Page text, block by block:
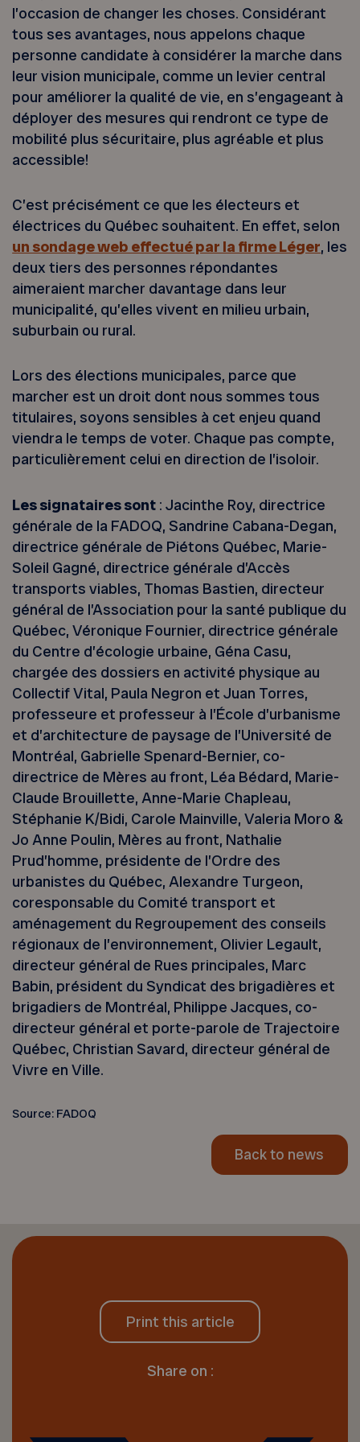
l’occasion de changer les choses. Considérant
tous ses avantages, nous appelons chaque
personne candidate à considérer la marche dans
leur vision municipale, comme un levier central
pour améliorer la qualité de vie, en s’engageant à
déployer des mesures qui rendront ce type de
mobilité plus sécuritaire, plus agréable et plus
accessible!
C’est précisément ce que les électeurs et
électrices du Québec souhaitent. En effet, selon
un sondage web effectué par la firme Léger, les
deux tiers des personnes répondantes
aimeraient marcher davantage dans leur
municipalité, qu’elles vivent en milieu urbain,
suburbain ou rural.
Lors des élections municipales, parce que
marcher est un droit dont nous sommes tous
titulaires, soyons sensibles à cet enjeu quand
viendra le temps de voter. Chaque pas compte,
particulièrement celui en direction de l’isoloir.
Les signataires sont : Jacinthe Roy, directrice
générale de la FADOQ, Sandrine Cabana-Degan,
directrice générale de Piétons Québec, Marie-
Soleil Gagné, directrice générale d’Accès
transports viables, Thomas Bastien, directeur
général de l’Association pour la santé publique du
Québec, Véronique Fournier, directrice générale
du Centre d’écologie urbaine, Géna Casu,
chargée des dossiers en activité physique au
Collectif Vital, Paula Negron et Juan Torres,
professeure et professeur à l’École d’urbanisme
et d’architecture de paysage de l’Université de
Montréal, Gabrielle Spenard-Bernier, co-
directrice de Mères au front, Léa Bédard, Marie-
Claude Brouillette, Anne-Marie Chapleau,
Stéphanie K/Bidi, Carole Mainville, Valeria Moro &
Jo Anne Poulin, Mères au front, Nathalie
Prud’homme, présidente de l’Ordre des
urbanistes du Québec, Alexandre Turgeon,
coresponsable du Comité transport et
aménagement du Regroupement des conseils
régionaux de l’environnement, Olivier Legault,
directeur général de Rues principales, Marc
Babin, président du Syndicat des brigadières et
brigadiers de Montréal, Philippe Jacques, co-
directeur général et porte-parole de Trajectoire
Québec, Christian Savard, directeur général de
Vivre en Ville.
Source: FADOQ
Back to news
Print this article
Share on :